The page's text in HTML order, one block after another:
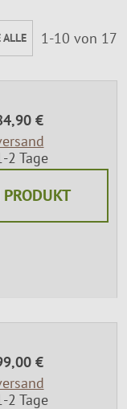
1-10 von 17
ALLE
€
2 Tage
€
2 Tage